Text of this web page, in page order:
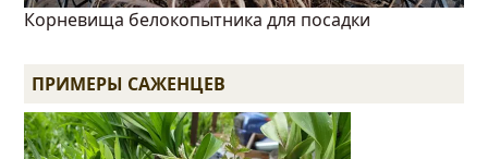
Корневища белокопытника для посадки
ПРИМЕРЫ САЖЕНЦЕВ